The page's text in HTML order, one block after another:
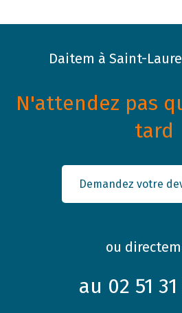
Daitem à Saint-
N'attendez pas
tard
Demandez votre
ou
au 02 51